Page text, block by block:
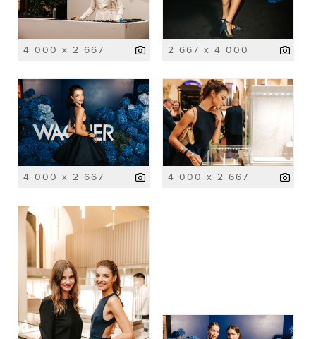
4 000 x 2 667 2 667 x 4 000
4 000 x 2 667 4 000 x 2 667